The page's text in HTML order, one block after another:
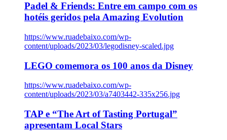
Padel & Friends: Entre em campo com os
hotéis geridos pela Amazing Evolution
https://www.ruadebaixo.com/wp-
content/uploads/2023/03/legodisney-scaled.jpg
LEGO comemora os 100 anos da Disney
https://www.ruadebaixo.com/wp-
content/uploads/2023/03/a7403442-335x256.jpg
TAP e “The Art of Tasting Portugal”
apresentam Local Stars